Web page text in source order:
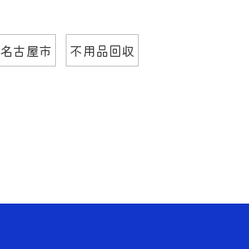
名古屋市 不用品回収